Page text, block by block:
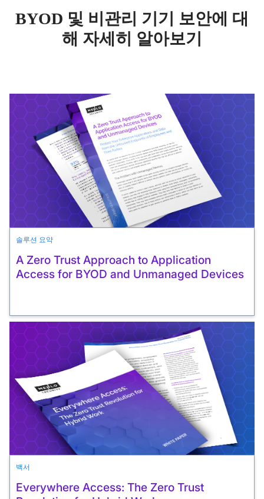
BYOD 및 비관리 기기 보안에 대
해 자세히 알아보기
솔루션 요약
A Zero Trust Approach to Application
Access for BYOD and Unmanaged Devices
백서
Everywhere Access: The Zero Trust